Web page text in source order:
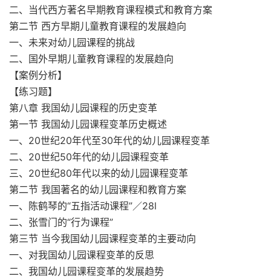
二、当代西方著名早期教育课程模式和教育方案
第二节 西方早期儿童教育课程的发展趋向
一、未来对幼儿园课程的挑战
二、国外早期儿童教育课程的发展趋向
【案例分析】
【练习题】
第八章 我国幼儿园课程的历史变革
第一节 我国幼儿园课程变革历史概述
一、20世纪20年代至30年代的幼儿园课程变革
二、20世纪50年代的幼儿园课程变革
三、20世纪80年代以来的幼儿园课程变革
第二节 我国著名的幼儿园课程和教育方案
一、陈鹤琴的“五指活动课程”／28l
二、张雪门的“行为课程”
第三节 当今我国幼儿园课程变革的主要动向
一、对我国幼儿园课程变革的反思
二、我国幼儿园课程变革的发展趋势